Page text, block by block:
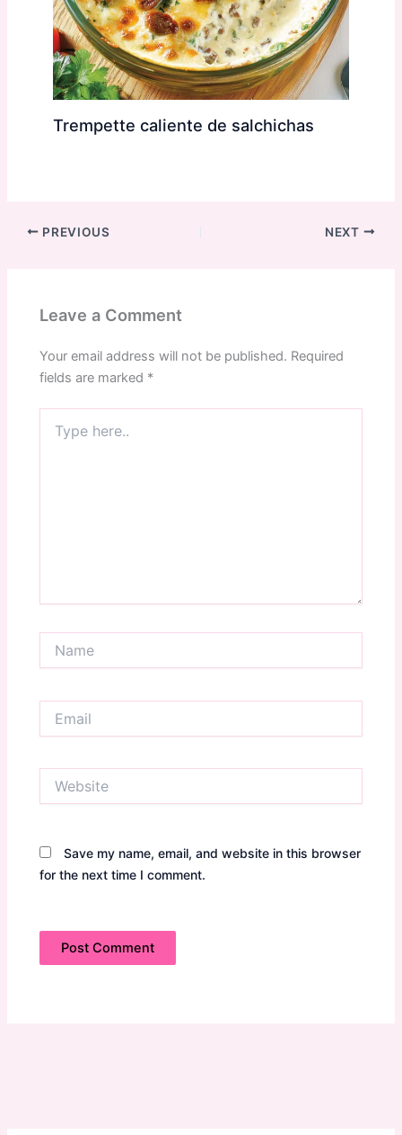
Trempette caliente de salchichas
PREVIOUS NEXT
Leave a Comment
Your email address will not be published. Required
fields are marked *
here..
Save my name, email, and website in this browser
for the next time I comment.